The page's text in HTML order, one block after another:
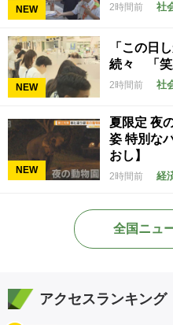
NEW 2時間前 社
NEW
「この日
続々 「笑
2時間前 社
NEW
夏限定 夜
姿 特別な
おし】
2時間前 経
全国ニュ
アクセスランキング